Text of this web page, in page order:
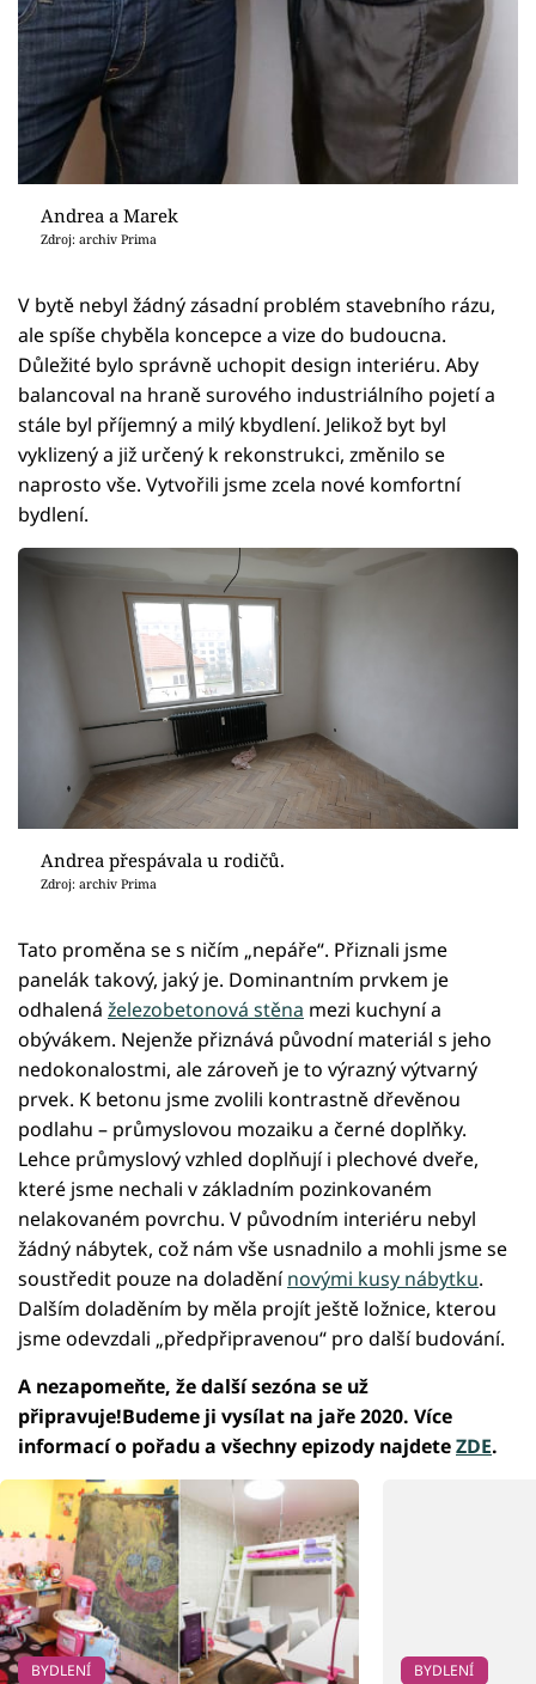
Andrea a Marek
Zdroj: archiv Prima
V bytě nebyl žádný zásadní problém stavebního rázu,
ale spíše chyběla koncepce a vize do budoucna.
Důležité bylo správně uchopit design interiéru. Aby
balancoval na hraně surového industriálního pojetí a
stále byl příjemný a milý kbydlení. Jelikož byt byl
vyklizený a již určený k rekonstrukci, změnilo se
naprosto vše. Vytvořili jsme zcela nové komfortní
bydlení.
Andrea přespávala u rodičů.
Zdroj: archiv Prima
Tato proměna se s ničím „nepáře“. Přiznali jsme
panelák takový, jaký je. Dominantním prvkem je
odhalená železobetonová stěna mezi kuchyní a
obývákem. Nejenže přiznává původní materiál s jeho
nedokonalostmi, ale zároveň je to výrazný výtvarný
prvek. K betonu jsme zvolili kontrastně dřevěnou
podlahu – průmyslovou mozaiku a černé doplňky.
Lehce průmyslový vzhled doplňují i plechové dveře,
které jsme nechali v základním pozinkovaném
nelakovaném povrchu. V původním interiéru nebyl
žádný nábytek, což nám vše usnadnilo a mohli jsme se
soustředit pouze na doladěnínovými kusy nábytku.
Dalším doladěním by měla projít ještě ložnice, kterou
jsme odevzdali „předpřipravenou“ pro další budování.
A nezapomeňte, že další sezóna se už
připravuje!Budeme ji vysílat na jaře 2020. Více
informací o pořadu a všechny epizody najdeteZDE.
BYDLENÍ BYDLENÍ